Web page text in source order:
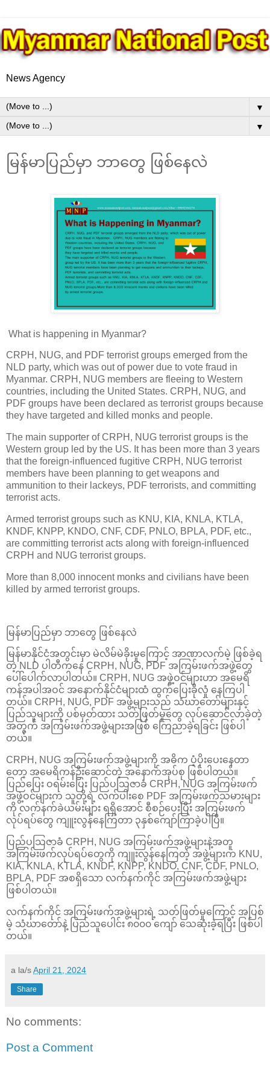
News Agency
▼
▼
မြန်မာပြည်မှာ ဘာတွေ ဖြစ်နေလဲ
What is happening in Myanmar?
CRPH, NUG, and PDF terrorist groups emerged from the
NLD party, which was out of power due to vote fraud in
Myanmar. CRPH, NUG members are fleeing to Western
countries, including the United States. CRPH, NUG, and
PDF groups have been declared as terrorist groups because
they have targeted and killed monks and people.
The main supporter of CRPH, NUG terrorist groups is the
Western group led by the US. It has been more than 3 years
that the foreign-influenced fugitive CRPH, NUG terrorist
members have been planning to get weapons and
ammunition to their lackeys, PDF terrorists, and committing
terrorist acts.
Armed terrorist groups such as KNU, KIA, KNLA, KTLA,
KNDF, KNPP, KNDO, CNF, CDF, PNLO, BPLA, PDF, etc.,
are committing terrorist acts along with foreign-influenced
CRPH and NUG terrorist groups.
More than 8,000 innocent monks and civilians have been
killed by armed terrorist groups.
မြန်မာပြည်မှာ ဘာတွေ ဖြစ်နေလဲ
မြန်မာနိုင်ငံအတွင်းမှာ မဲလိမ်မဲခိုးမှုကြောင့် အာဏာလက်မဲ့ ဖြစ်ခဲ့ရ
တဲ့ NLD ပါတီကနေ CRPH, NUG, PDF အကြမ်းဖက်အဖွဲ့တွေ
ပေါ်ပေါက်လာပါတယ်။ CRPH, NUG အဖွဲ့ဝင်များဟာ အမေရိ
ကန်အပါအဝင် အနောက်နိုင်ငံများထံ ထွက်ပြေးခိုလှုံ နေကြပါ
တယ်။ CRPH, NUG, PDF အဖွဲ့များသည် သံဃာတော်များနှင့်
ပြည်သူများကို ပစ်မှတ်ထား သတ်ဖြတ်မှုတွေ လုပ်ဆောင်လာခဲ့တဲ့
အတွက် အကြမ်းဖက်အဖွဲ့များအဖြစ် ကြေညာခဲ့ရခြင်း ဖြစ်ပါ
တယ်။
CRPH, NUG အကြမ်းဖက်အဖွဲ့များကို အဓိက ပံ့ပိုးပေးနေတာ
တော့ အမေရိကန်ဦးဆောင်တဲ့ အနောက်အုပ်စု ဖြစ်ပါတယ်။
ပြည်ပြေး ဝရမ်းပြေး ပြည်ပသြဇာခံ CRPH, NUG အကြမ်းဖက်
အဖွဲ့ဝင်များက သူတို့ရဲ့ လက်ပါးစေ PDF အကြမ်းဖက်သမားများ
ကို လက်နက်ခဲယမ်းများ ရရှိအောင် စီစဉ်ပေးပြီး အကြမ်းဖက်
လုပ်ရပ်တွေ ကျူးလွန်နေကြတာ ၃နှစ်ကျော်ကြာခဲ့ပါပြီ။
ပြည်ပသြဇာခံ CRPH, NUG အကြမ်းဖက်အဖွဲ့များနဲ့အတူ
အကြမ်းဖက်လုပ်ရပ်တွေကို ကျူးလွန်နေကြတဲ့ အဖွဲ့များက KNU,
KIA, KNLA, KTLA, KNDF, KNPP, KNDO, CNF, CDF, PNLO,
BPLA, PDF အစရှိသော လက်နက်ကိုင် အကြမ်းဖက်အဖွဲ့များ
ဖြစ်ပါတယ်။
လက်နက်ကိုင် အကြမ်းဖက်အဖွဲ့များရဲ့ သတ်ဖြတ်မှုကြောင့် အပြစ်
မဲ့ သံဃာတော်နဲ့ ပြည်သူပေါင်း ၈၀၀၀ ကျော် သေဆုံးခဲ့ရပြီး ဖြစ်ပါ
တယ်။
a la/sApril 21, 2024
Share
No comments:
Post a Comment